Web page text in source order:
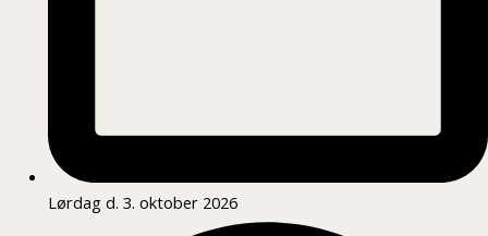
Lørdag d. 3. oktober 2026